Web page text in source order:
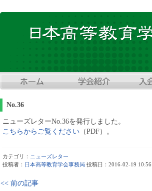
No.36
ニューズレターNo.36を発行しました。
こちらからご覧ください （PDF）。
カテゴリ： ニューズレター
投稿者： 日本高等教育学会事務局 投稿日：2016-02-19 10:56
<< 前の記事